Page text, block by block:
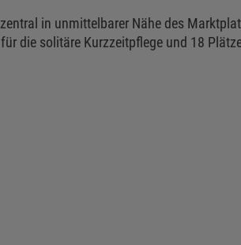
in unmittelbarer Nähe des
die solitäre Kurzzeitpflege und 18